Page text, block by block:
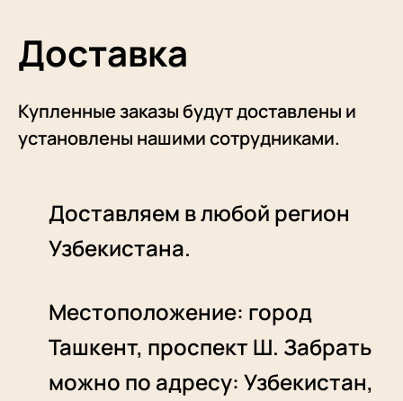
Купленные заказы будут доставлены и
установлены нашими сотрудниками.
Доставка
Доставляем в любой регион
Узбекистана.
Местоположение: город
Ташкент, проспект Ш. Забрать
можно по адресу: Узбекистан,